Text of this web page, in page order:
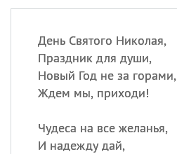
День Святого Николая,
Праздник для души,
Новый Год не за горами,
Ждем мы, приходи!
Чудеса на все желанья,
И надежду дай,